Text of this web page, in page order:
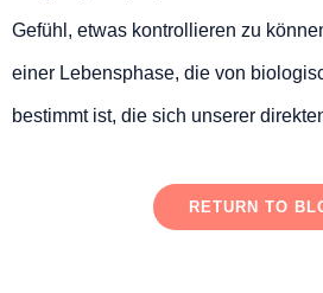
Gefühl, etwas kontrollieren zu
einer Lebensphase, die von
bestimmt ist, die sich unserer
RETURN TO